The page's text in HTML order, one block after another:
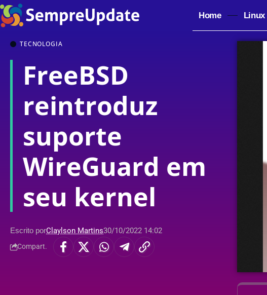
Home Linux
TECNOLOGIA
FreeBSD
reintroduz
suporte
WireGuard em
seu kernel
Escrito porClaylson Martins30/10/2022 14:02
Compart.